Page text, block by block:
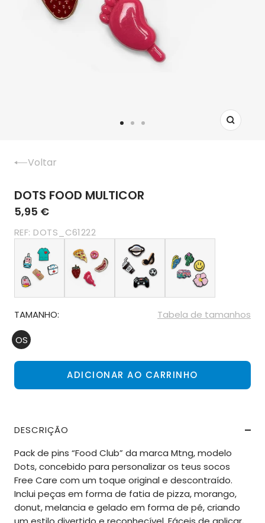
Ampliar
Voltar
DOTS FOOD MULTICOR
5,95 €
REF: DOTS_C61222
TAMANHO: Tabela de tamanhos
OS
ADICIONAR AO CARRINHO
DESCRIÇÃO
Pack de pins “Food Club” da marca Mtng, modelo
Dots, concebido para personalizar os teus socos
Free Care com um toque original e descontraído.
Inclui peças em forma de fatia de pizza, morango,
donut, melancia e gelado em forma de pé, criando